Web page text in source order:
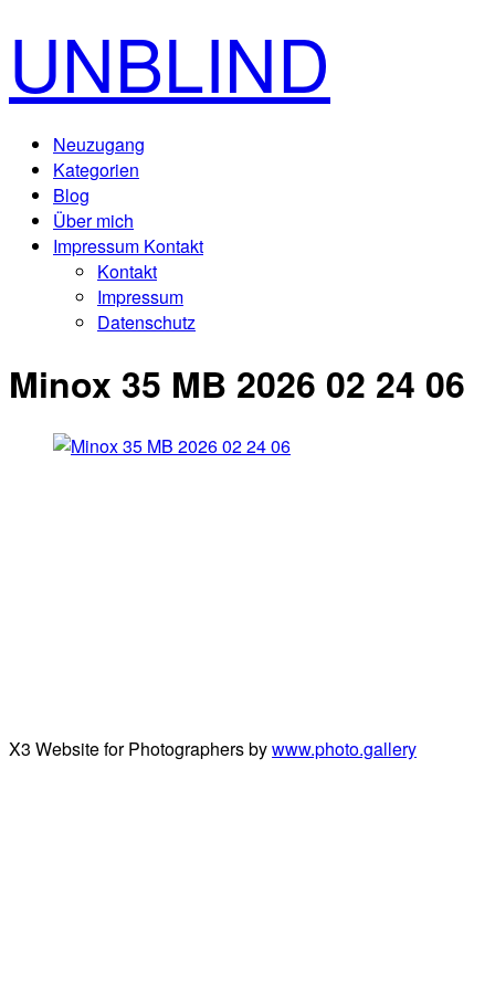
UNBLIND
Neuzugang
Kategorien
Blog
Über mich
Impressum Kontakt
Kontakt
Impressum
Datenschutz
Minox 35 MB 2026 02 24 06
X3 Website for Photographers bywww.photo.gallery